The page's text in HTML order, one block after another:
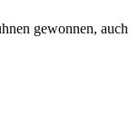
gewonnen, auch